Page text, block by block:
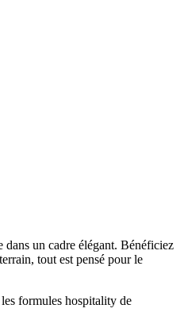
un cadre élégant. Bénéficiez
tout est pensé pour le
formules hospitality de